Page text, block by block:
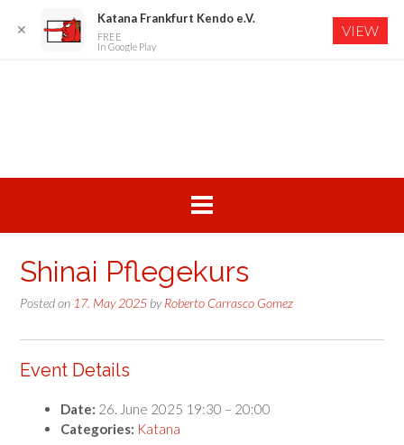
Shinai Pflegekurs
Posted on 17. May 2025 byRoberto Carrasco Gomez
Event Details
Date: 26. June 2025 19:30 – 20:00
Categories: Katana
✕
Katana Frankfurt Kendo e.V.
FREE
In Google Play
VIEW